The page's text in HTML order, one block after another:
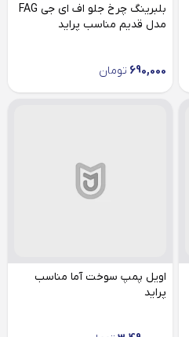
بلبرینگ چرخ جلو اف ای جی FAG
مدل قدیم مناسب پراید
690,000 تومان
اویل پمپ سوخت آما مناسب
پراید